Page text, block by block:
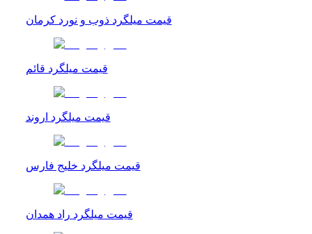
قیمت میلگرد ذوب و نورد کرمان
قیمت میلگرد قائم
قیمت میلگرد اروند
قیمت میلگرد خلیج فارس
قیمت میلگرد راد همدان